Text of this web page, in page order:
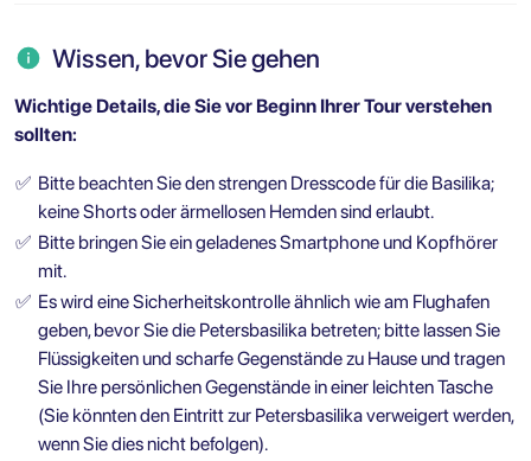
Wissen, bevor Sie gehen
Wichtige Details, die Sie vor Beginn Ihrer Tour verstehen
sollten:
✅ Bitte beachten Sie den strengen Dresscode für die Basilika;
keine Shorts oder ärmellosen Hemden sind erlaubt.
✅ Bitte bringen Sie ein geladenes Smartphone und Kopfhörer
mit.
✅ Es wird eine Sicherheitskontrolle ähnlich wie am Flughafen
geben, bevor Sie die Petersbasilika betreten; bitte lassen Sie
Flüssigkeiten und scharfe Gegenstände zu Hause und tragen
Sie Ihre persönlichen Gegenstände in einer leichten Tasche
(Sie könnten den Eintritt zur Petersbasilika verweigert werden,
wenn Sie dies nicht befolgen).